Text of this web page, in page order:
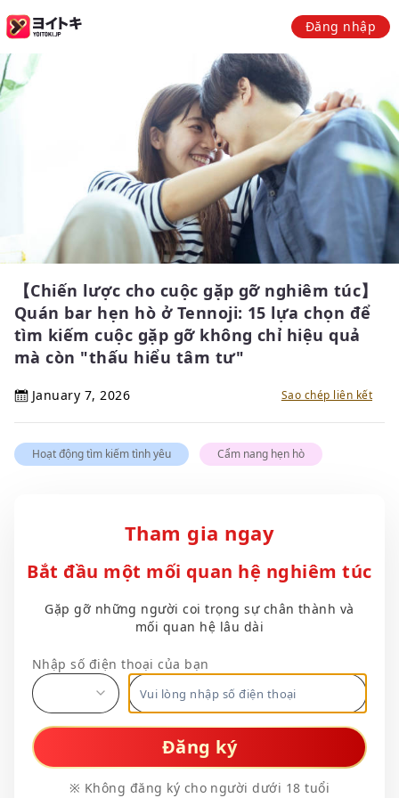
Đăng nhập
【Chiến lược cho cuộc gặp gỡ nghiêm túc】
Quán bar hẹn hò ở Tennoji: 15 lựa chọn để
tìm kiếm cuộc gặp gỡ không chỉ hiệu quả
mà còn "thấu hiểu tâm tư"
January 7, 2026 Sao chép liên kết
Hoạt động tìm kiếm tình yêu Cẩm nang hẹn hò
Tham gia ngay
Bắt đầu một mối quan hệ nghiêm túc
Gặp gỡ những người coi trọng sự chân thành và
mối quan hệ lâu dài
Nhập số điện thoại của bạn
Đăng ký
※ Không đăng ký cho người dưới 18 tuổi